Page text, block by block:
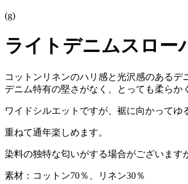
(g)
ライトデニムスロー
コットンリネンのハリ感と光沢感のあるデ
デニム特有の堅さがなく、とっても柔らか
ワイドシルエットですが、裾に向かってゆ
重ねて通年楽しめます。
染料の独特な匂いがする場合がございます
素材：コットン70％、リネン30％